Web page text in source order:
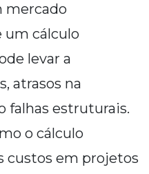
mercado
um cálculo
levar a
atrasos na
falhas estruturais.
o cálculo
custos em projetos